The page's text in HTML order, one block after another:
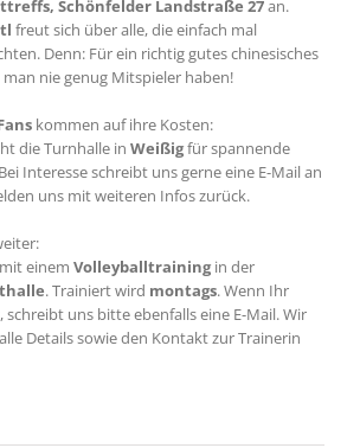
Schönfelder Landstraße 27an.
freut sich über alle, die einfach mal
Denn: Für ein richtig gutes chinesisches
nie genug Mitspieler haben!
kommen auf ihre Kosten:
die Turnhalle in Weißigfür spannende
Interesse schreibt uns gerne eine E-Mail an
uns mit weiteren Infos zurück.
einem Volleyballtrainingin der
. Trainiert wird montags. Wenn Ihr
uns bitte ebenfalls eine E-Mail. Wir
Details sowie den Kontakt zur Trainerin